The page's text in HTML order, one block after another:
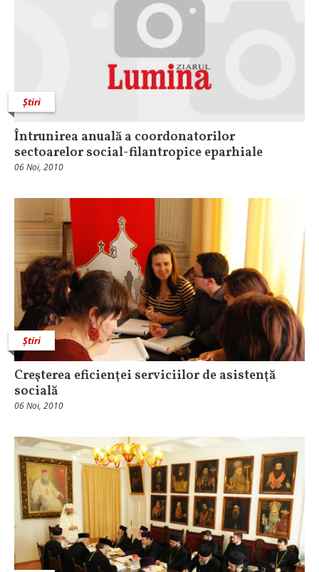
Știri
Întrunirea anuală a coordonatorilor
sectoarelor social-filantropice eparhiale
06 Noi, 2010
Știri
Creşterea eficienţei serviciilor de asistenţă
socială
06 Noi, 2010